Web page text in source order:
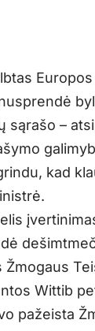
sąrašo –
kad
Žmogaus
Wittib
pažeista